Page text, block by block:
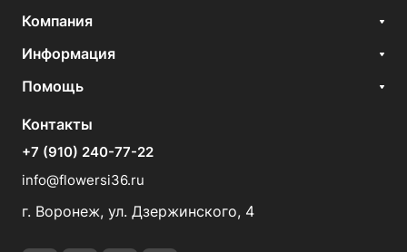
Компания
Информация
Помощь
Контакты
+7 (910) 240-77-22
info@flowersi36.ru
г. Воронеж, ул. Дзержинского, 4